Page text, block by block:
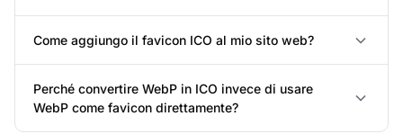
Come aggiungo il favicon ICO al mio sito web?
Perché convertire WebP in ICO invece di usare
WebP come favicon direttamente?